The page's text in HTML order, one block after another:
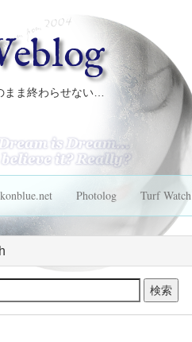
まま終わらせない…
Photolog Turf Watch